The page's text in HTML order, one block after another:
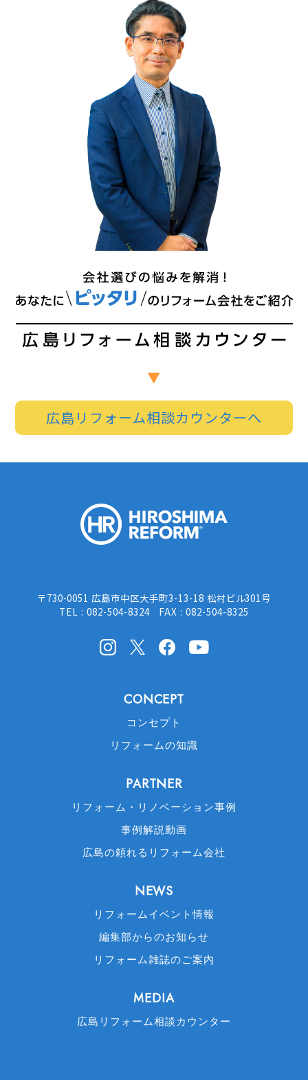
広島リフォーム相談カウンターへ
〒730-0051 広島市中区大手町3-13-18 松村ビル301号
TEL : 082-504-8324 FAX : 082-504-8325
InstagramX(Twitter)facebook
CONCEPT
コンセプト
リフォームの知識
PARTNER
リフォーム・リノベーション事例
事例解説動画
広島の頼れるリフォーム会社
NEWS
リフォームイベント情報
編集部からのお知らせ
リフォーム雑誌のご案内
MEDIA
広島リフォーム相談カウンター